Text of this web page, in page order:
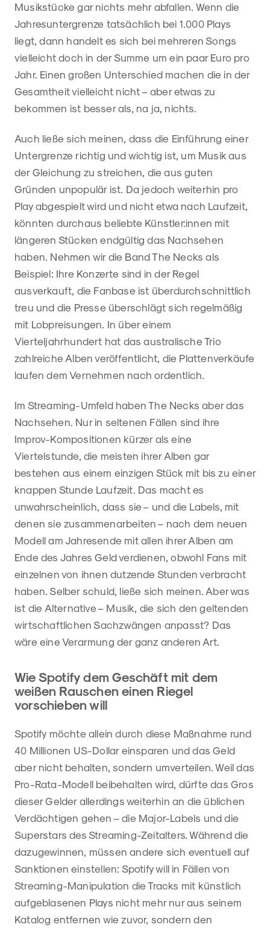
Musikstücke gar nichts mehr abfallen. Wenn die
Jahresuntergrenze tatsächlich bei 1.000 Plays
liegt, dann handelt es sich bei mehreren Songs
vielleicht doch in der Summe um ein paar Euro pro
Jahr. Einen großen Unterschied machen die in der
Gesamtheit vielleicht nicht – aber etwas zu
bekommen ist besser als, na ja, nichts.
Auch ließe sich meinen, dass die Einführung einer
Untergrenze richtig und wichtig ist, um Musik aus
der Gleichung zu streichen, die aus guten
Gründen unpopulär ist. Da jedoch weiterhin pro
Play abgespielt wird und nicht etwa nach Laufzeit,
könnten durchaus beliebte Künstler:innen mit
längeren Stücken endgültig das Nachsehen
haben. Nehmen wir die Band The Necks als
Beispiel: Ihre Konzerte sind in der Regel
ausverkauft, die Fanbase ist überdurchschnittlich
treu und die Presse überschlägt sich regelmäßig
mit Lobpreisungen. In über einem
Vierteljahrhundert hat das australische Trio
zahlreiche Alben veröffentlicht, die Plattenverkäufe
laufen dem Vernehmen nach ordentlich.
Im Streaming-Umfeld haben The Necks aber das
Nachsehen. Nur in seltenen Fällen sind ihre
Improv-Kompositionen kürzer als eine
Viertelstunde, die meisten ihrer Alben gar
bestehen aus einem einzigen Stück mit bis zu einer
knappen Stunde Laufzeit. Das macht es
unwahrscheinlich, dass sie – und die Labels, mit
denen sie zusammenarbeiten – nach dem neuen
Modell am Jahresende mit allen ihrer Alben am
Ende des Jahres Geld verdienen, obwohl Fans mit
einzelnen von ihnen dutzende Stunden verbracht
haben. Selber schuld, ließe sich meinen. Aber was
ist die Alternative – Musik, die sich den geltenden
wirtschaftlichen Sachzwängen anpasst? Das
wäre eine Verarmung der ganz anderen Art.
Wie Spotify dem Geschäft mit dem
weißen Rauschen einen Riegel
vorschieben will
Spotify möchte allein durch diese Maßnahme rund
40 Millionen US-Dollar einsparen und das Geld
aber nicht behalten, sondern umverteilen. Weil das
Pro-Rata-Modell beibehalten wird, dürfte das Gros
dieser Gelder allerdings weiterhin an die üblichen
Verdächtigen gehen – die Major-Labels und die
Superstars des Streaming-Zeitalters. Während die
dazugewinnen, müssen andere sich eventuell auf
Sanktionen einstellen: Spotify will in Fällen von
Streaming-Manipulation die Tracks mit künstlich
aufgeblasenen Plays nicht mehr nur aus seinem
Katalog entfernen wie zuvor, sondern den